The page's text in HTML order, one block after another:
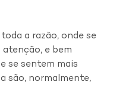
a razão, onde se
e bem
se sentem mais
são, normalmente,